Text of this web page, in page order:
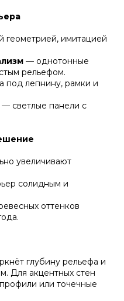
геометрией, имитацией
— однотонные
рельефом.
под лепнину, рамки и
— светлые панели с
увеличивают
солидным и
оттенков
глубину рельефа и
Для акцентных стен
или точечные